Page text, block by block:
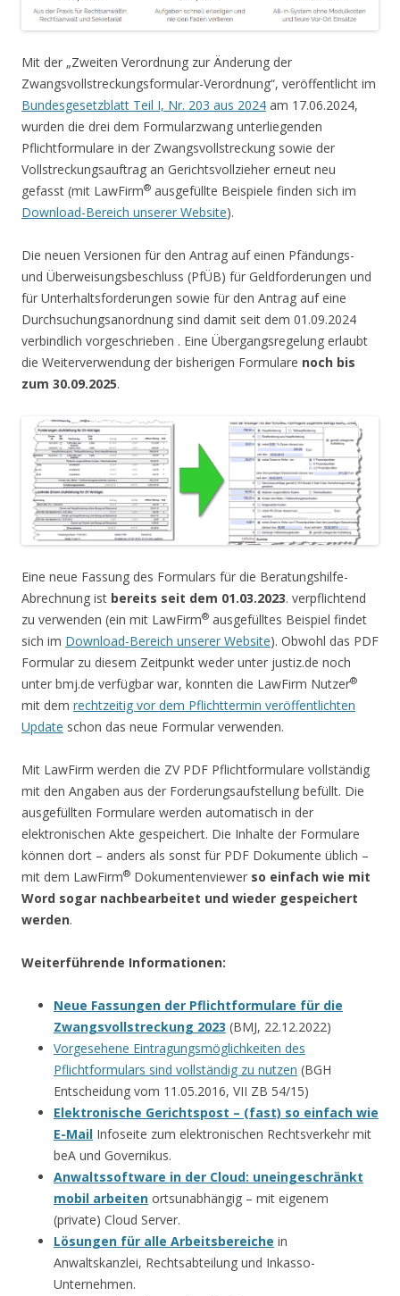
Mit der „Zweiten Verordnung zur Änderung der
Zwangsvollstreckungsformular-Verordnung“, veröffentlicht im
Bundesgesetzblatt Teil I, Nr. 203 aus 2024 am 17.06.2024,
wurden die drei dem Formularzwang unterliegenden
Pflichtformulare in der Zwangsvollstreckung sowie der
Vollstreckungsauftrag an Gerichtsvollzieher erneut neu
gefasst (mit LawFirm® ausgefüllte Beispiele finden sich im
Download-Bereich unserer Website).
Die neuen Versionen für den Antrag auf einen Pfändungs-
und Überweisungsbeschluss (PfÜB) für Geldforderungen und
für Unterhaltsforderungen sowie für den Antrag auf eine
Durchsuchungsanordnung sind damit seit dem 01.09.2024
verbindlich vorgeschrieben . Eine Übergangsregelung erlaubt
die Weiterverwendung der bisherigen Formulare noch bis
zum 30.09.2025.
Eine neue Fassung des Formulars für die Beratungshilfe-
Abrechnung ist bereits seit dem 01.03.2023. verpflichtend
zu verwenden (ein mit LawFirm® ausgefülltes Beispiel findet
sich im Download-Bereich unserer Website). Obwohl das PDF
Formular zu diesem Zeitpunkt weder unter justiz.de noch
unter bmj.de verfügbar war, konnten die LawFirm Nutzer®
mit dem rechtzeitig vor dem Pflichttermin veröffentlichten
Update schon das neue Formular verwenden.
Mit LawFirm werden die ZV PDF Pflichtformulare vollständig
mit den Angaben aus der Forderungsaufstellung befüllt. Die
ausgefüllten Formulare werden automatisch in der
elektronischen Akte gespeichert. Die Inhalte der Formulare
können dort – anders als sonst für PDF Dokumente üblich –
mit dem LawFirm® Dokumentenviewer so einfach wie mit
Word sogar nachbearbeitet und wieder gespeichert
werden.
Weiterführende Informationen:
Neue Fassungen der Pflichtformulare für die
Zwangsvollstreckung 2023 (BMJ, 22.12.2022)
Vorgesehene Eintragungsmöglichkeiten des
Pflichtformulars sind vollständig zu nutzen (BGH
Entscheidung vom 11.05.2016, VII ZB 54/15)
Elektronische Gerichtspost – (fast) so einfach wie
E-Mail Infoseite zum elektronischen Rechtsverkehr mit
beA und Governikus.
Anwaltssoftware in der Cloud: uneingeschränkt
mobil arbeiten ortsunabhängig – mit eigenem
(private) Cloud Server.
Lösungen für alle Arbeitsbereiche in
Anwaltskanzlei, Rechtsabteilung und Inkasso-
Unternehmen.